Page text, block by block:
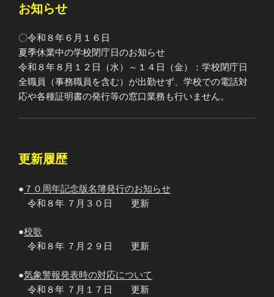
お知らせ
〇令和８年６月１６日
夏季休業中の学校閉庁日のお知らせ
令和８年８月１２日（水）～１４日（金）：学校閉庁日
全職員（事務職員を含む）が出勤せず、学校での電話対
応や各種証明書の発行等の窓口業務も行いません。
更新履歴
● ７０周年記念版名簿発行のお知らせ
令和８年 ７月３０日 更新
●校歌
令和８年 ７月２９日 更新
●気象警報発表時の対応について
令和８年 ７月１７日 更新